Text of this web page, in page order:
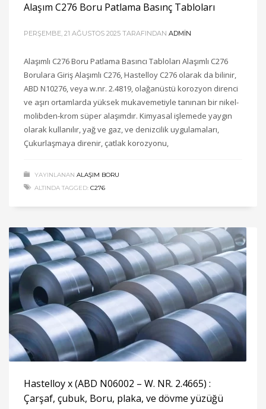
Alaşım C276 Boru Patlama Basınç Tabloları
PERŞEMBE, 21 AĞUSTOS 2025 TARAFINDAN ADMIN
Alaşımlı C276 Boru Patlama Basıncı Tabloları Alaşımlı C276
Borulara Giriş Alaşımlı C276, Hastelloy C276 olarak da bilinir,
ABD N10276, veya w.nr. 2.4819, olağanüstü korozyon direnci
ve aşırı ortamlarda yüksek mukavemetiyle tanınan bir nikel-
molibden-krom süper alaşımdır. Kimyasal işlemede yaygın
olarak kullanılır, yağ ve gaz, ve denizcilik uygulamaları,
Çukurlaşmaya direnir, çatlak korozyonu,
YAYINLANAN ALAŞIM BORU
ALTINDA TAGGED: C276
Hastelloy x (ABD N06002 – W. NR. 2.4665) :
Çarşaf, çubuk, Boru, plaka, ve dövme yüzüğü